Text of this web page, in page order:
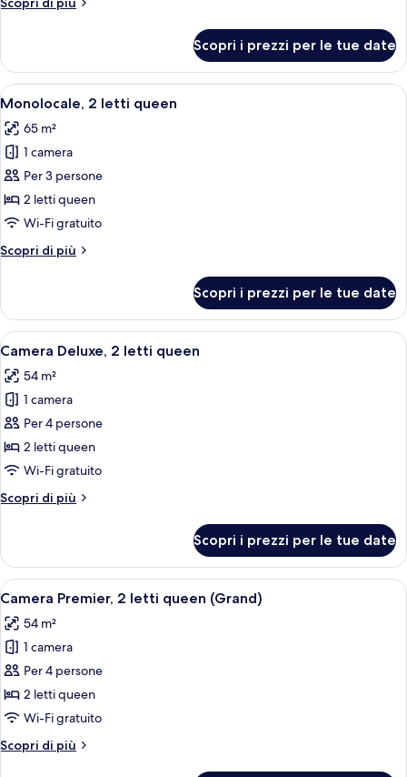
(Waldorf,
Suite)
Scopri i prezzi per le tue date
Apri
tutte
le
foto
per
Monolocale,
2
queen
Una camera d'albergo con un letto,
9
Monolocale, 2 letti queen
65 m²
1 camera
Per 3 persone
2 letti queen
Wi-Fi gratuito
Scopri di più
Altri
2
letti
queen
Scopri i prezzi per le tue date
Apri
tutte
le
foto
per
Camera
Deluxe,
letti
Una camera d'albergo con un letto,
7
Camera Deluxe, 2 letti queen
54 m²
1 camera
Per 4 persone
2 letti queen
Wi-Fi gratuito
Scopri di più
Altri
Deluxe,
letti
Scopri i prezzi per le tue date
Apri
tutte
le
foto
per
Camera
Premier,
letti
Una camera d'albergo con un letto,
6
Camera Premier, 2 letti queen (Grand)
54 m²
1 camera
Per 4 persone
2 letti queen
Wi-Fi gratuito
Scopri di più
Altri